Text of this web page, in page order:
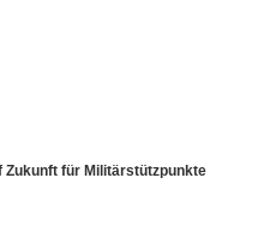
Zukunft für Militärstützpunkte